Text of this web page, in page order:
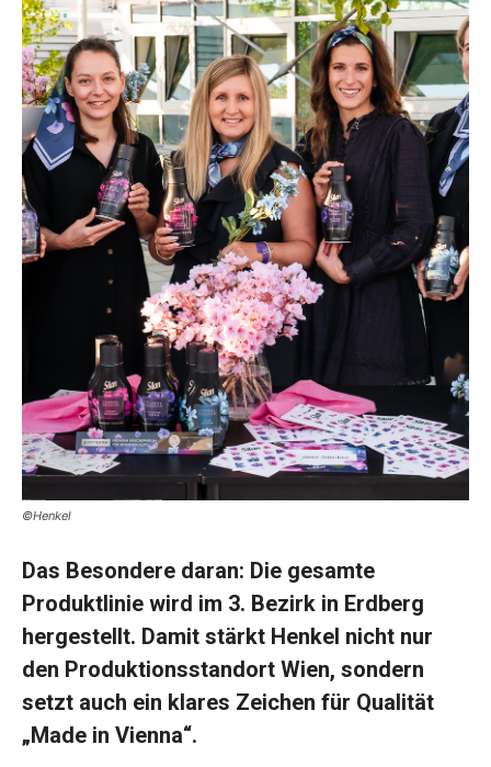
©Henkel
Das Besondere daran: Die gesamte
Produktlinie wird im 3. Bezirk in Erdberg
hergestellt. Damit stärkt Henkel nicht nur
den Produktionsstandort Wien, sondern
setzt auch ein klares Zeichen für Qualität
„Made in Vienna“.